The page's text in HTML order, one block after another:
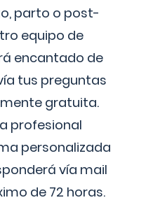
parto o post-
equipo de
encantado de
tus preguntas
gratuita.
profesional
personalizada
vía mail
de 72 horas.